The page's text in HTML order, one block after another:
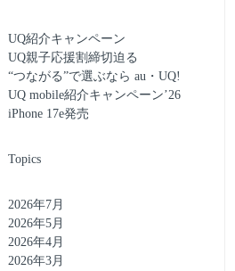
UQ紹介キャンペーン
UQ親子応援割締切迫る
“つながる”で選ぶなら au・UQ!
UQ mobile紹介キャンペーン’26
iPhone 17e発売
Topics
2026年7月
2026年5月
2026年4月
2026年3月